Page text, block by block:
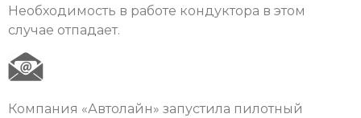
Необходимость в работе кондуктора в этом
случае отпадает.
Компания «Автолайн» запустила пилотный